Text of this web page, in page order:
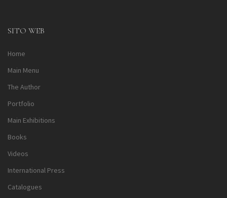
SITO WEB
Home
Main Menu
The Author
Portfolio
Main Exhibitions
Books
Videos
International Press
Catalogues